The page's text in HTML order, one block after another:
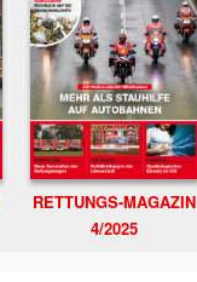
RETTUNGS-MAGAZIN
4/2025